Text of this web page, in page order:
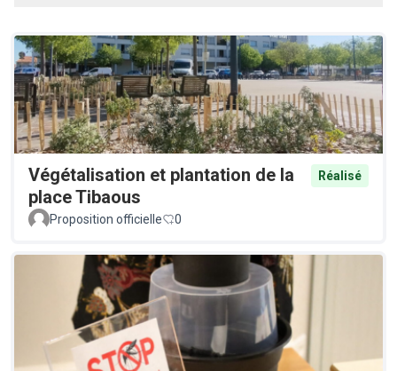
Végétalisation et plantation de la
place Tibaous
Réalisé
Proposition officielle 0